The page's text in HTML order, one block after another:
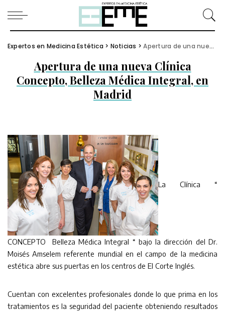
Expertos en Medicina Estética > Noticias >Apertura de una nueva Clínica Concepto, Belleza Médica Integral, en Madrid
Apertura de una nueva Clínica
Concepto, Belleza Médica Integral, en
Madrid
La Clínica “
CONCEPTO Belleza Médica Integral “ bajo la dirección del Dr.
Moisés Amselem referente mundial en el campo de la medicina
estética abre sus puertas en los centros de El Corte Inglés.
Cuentan con excelentes profesionales donde lo que prima en los
tratamientos es la seguridad del paciente obteniendo resultados